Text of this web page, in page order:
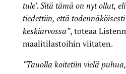
tule’. Sitä tämä on nyt ollut,
tiedettiin, että
keskiarvossa”, toteaa
maalitilastoihin viitaten.
”Tauolla koitetiin vielä puhua,